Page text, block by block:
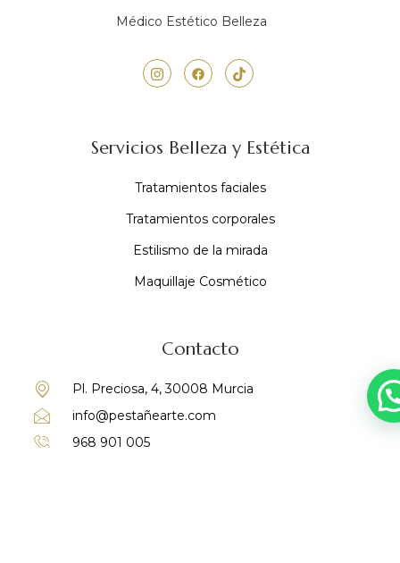
Médico Estético Belleza
Servicios Belleza y Estética
Tratamientos faciales
Tratamientos corporales
Estilismo de la mirada
Maquillaje Cosmético
Contacto
Pl. Preciosa, 4, 30008 Murcia
info@pestañearte.com
968 901 005